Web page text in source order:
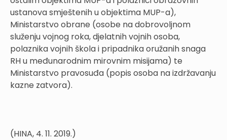
ustanova smještenih u objektima MUP-a),
Ministarstvo obrane (osobe na dobrovoljnom
služenju vojnog roka, djelatnih vojnih osoba,
polaznika vojnih škola i pripadnika oružanih snaga
RH u međunarodnim mirovnim misijama) te
Ministarstvo pravosuđa (popis osoba na izdržavanju
kazne zatvora).
(HINA, 4. 11. 2019.)